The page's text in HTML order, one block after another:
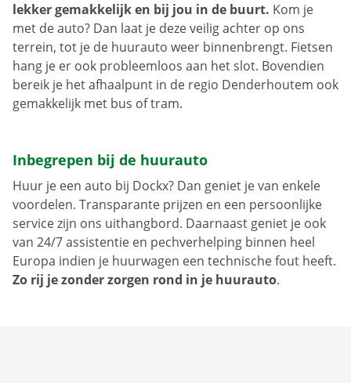
lekker gemakkelijk en bij jou in de buurt. Kom je
met de auto? Dan laat je deze veilig achter op ons
terrein, tot je de huurauto weer binnenbrengt. Fietsen
hang je er ook probleemloos aan het slot. Bovendien
bereik je het afhaalpunt in de regio Denderhoutem ook
gemakkelijk met bus of tram.
Inbegrepen bij de huurauto
Huur je een auto bij Dockx? Dan geniet je van enkele
voordelen. Transparante prijzen en een persoonlijke
service zijn ons uithangbord. Daarnaast geniet je ook
van 24/7 assistentie en pechverhelping binnen heel
Europa indien je huurwagen een technische fout heeft.
Zo rij je zonder zorgen rond in je huurauto.